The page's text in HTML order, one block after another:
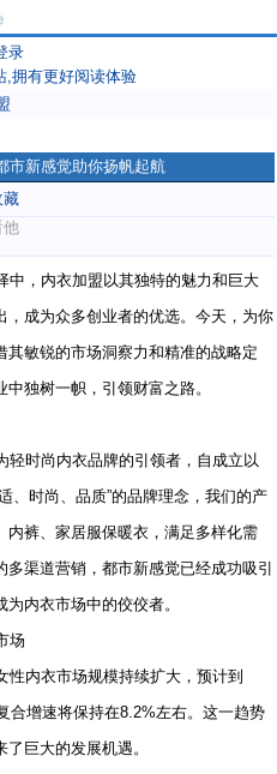
录
,拥有更好阅读体验
市新感觉助你扬帆起航
藏
他
中，内衣加盟以其独特的魅力和巨大
，成为众多创业者的优选。今天，为你
其敏锐的市场洞察力和精准的战略定
独树一帜，引领财富之路。
轻时尚内衣品牌的引领者，自成立以
、时尚、品质”的品牌理念，我们的产
内裤、家居服保暖衣，满足多样化需
多渠道营销，都市新感觉已经成功吸引
内衣市场中的佼佼者。
场
性内衣市场规模持续扩大，预计到
合增速将保持在8.2%左右。这一趋势
巨大的发展机遇。